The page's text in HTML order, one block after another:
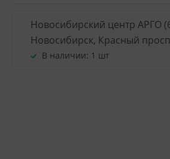
Новосибирский центр АРГО
Новосибирск, Красный
В наличии: 1 шт